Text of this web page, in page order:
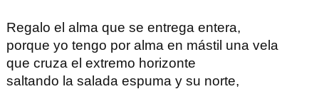
Regalo el alma que se entrega entera,
porque yo tengo por alma en mástil una vela
que cruza el extremo horizonte
saltando la salada espuma y su norte,